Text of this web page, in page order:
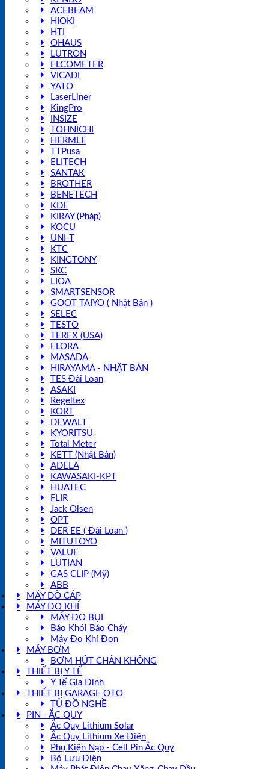
ACEBEAM
HIOKI
HTI
OHAUS
LUTRON
ELCOMETER
VICADI
YATO
LaserLiner
KingPro
INSIZE
TOHNICHI
HERMLE
TTPusa
ELITECH
SANTAK
BROTHER
BENETECH
KDE
KIRAY (Pháp)
KOCU
UNI-T
KTC
KINGTONY
SKC
LIOA
SMARTSENSOR
GOOT TAIYO ( Nhật Bản )
SELEC
TESTO
TEREX (USA)
ELORA
MASADA
HIRAYAMA - NHẬT BẢN
TES Đài Loan
ASAKI
Regeltex
KORT
DEWALT
KYORITSU
Total Meter
KETT (Nhật Bản)
ADELA
KAWASAKI-KPT
HUATEC
FLIR
Jack Olsen
OPT
DER EE ( Đài Loan )
MITUTOYO
VALUE
LUTIAN
GAS CLIP (Mỹ)
ABB
MÁY DÒ CÁP
MÁY ĐO KHÍ
MÁY ĐO BỤI
Báo Khói Báo Cháy
Máy Đo Khí Đơn
MÁY BƠM
BƠM HÚT CHÂN KHÔNG
THIẾT BỊ Y TẾ
Y Tế Gia Đình
THIẾT BỊ GARAGE OTO
TỦ ĐỒ NGHỀ
PIN - ẮC QUY
Ắc Quy Lithium Solar
Ắc Quy Lithium Xe Điện
Phụ Kiện Nạp - Cell Pin Ắc Quy
Bộ Lưu Điện